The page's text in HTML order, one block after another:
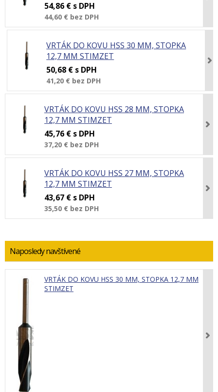
54,86 € s DPH
44,60 € bez DPH
VRTÁK DO KOVU HSS 30 MM, STOPKA
12,7 MM STIMZET
50,68 € s DPH
41,20 € bez DPH
VRTÁK DO KOVU HSS 28 MM, STOPKA
12,7 MM STIMZET
45,76 € s DPH
37,20 € bez DPH
VRTÁK DO KOVU HSS 27 MM, STOPKA
12,7 MM STIMZET
43,67 € s DPH
35,50 € bez DPH
Naposledy navštívené
VRTÁK DO KOVU HSS 30 MM, STOPKA 12,7 MM
STIMZET